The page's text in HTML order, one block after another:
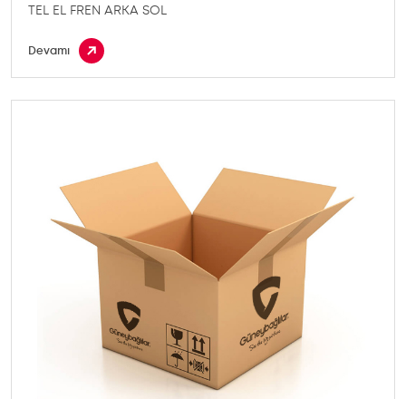
TEL EL FREN ARKA SOL
Devamı